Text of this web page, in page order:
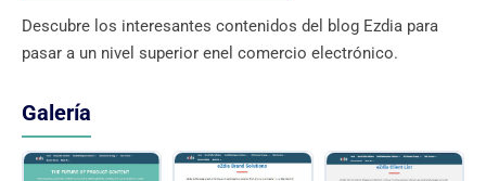
Descubre los interesantes contenidos del blog Ezdia para
pasar a un nivel superior enel comercio electrónico.
Galería